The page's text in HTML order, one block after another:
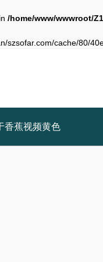
/home/www/wwwroot/
szsofar.com/cache/80/
香蕉视频黄色